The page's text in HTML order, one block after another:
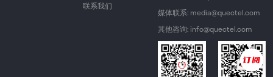
联系我们
媒体联系: media@quectel.com
其他咨询: info@quectel.com